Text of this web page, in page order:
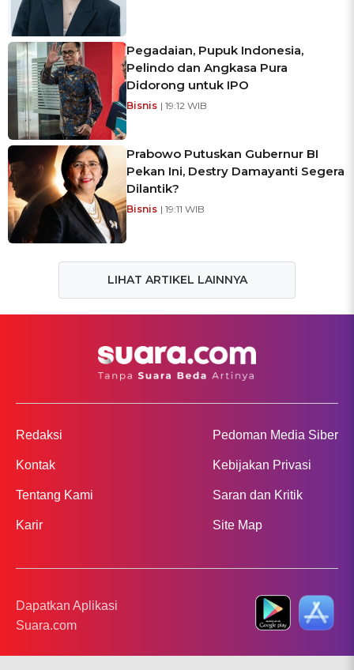
Pegadaian, Pupuk Indonesia,
Pelindo dan Angkasa Pura
Didorong untuk IPO
Bisnis | 19:12 WIB
Prabowo Putuskan Gubernur BI
Pekan Ini, Destry Damayanti Segera
Dilantik?
Bisnis | 19:11 WIB
LIHAT ARTIKEL LAINNYA
Redaksi
Kontak
Tentang Kami
Karir
Pedoman Media Siber
Kebijakan Privasi
Saran dan Kritik
Site Map
Dapatkan Aplikasi
Suara.com